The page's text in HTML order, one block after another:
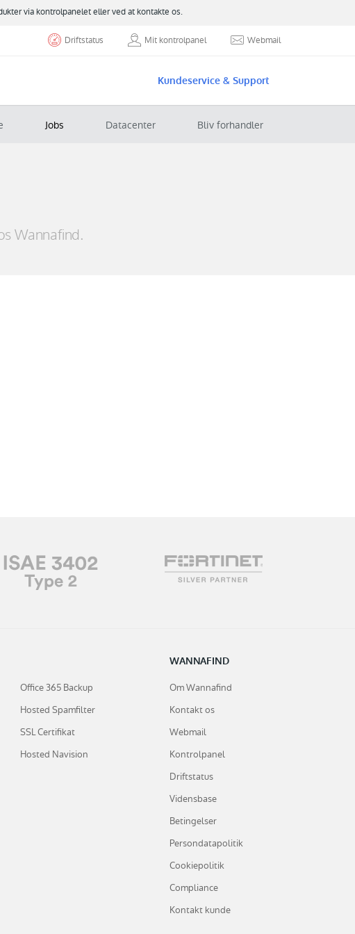
via kontrolpanelet eller ved at kontakte os.
Driftstatus Mit kontrolpanel Webmail
Kundeservice & Support
Jobs Datacenter Bliv forhandler
Wannafind.
Office 365 Backup
Hosted Spamfilter
SSL Certifikat
Hosted Navision
WANNAFIND
Om Wannafind
Kontakt os
Webmail
Kontrolpanel
Driftstatus
Vidensbase
Betingelser
Persondatapolitik
Cookiepolitik
Compliance
Kontakt kunde